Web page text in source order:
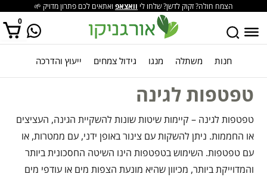
הצמח חולה? זקוק לדשן? שלחו לי וואצאפ ואתאים לכם פתרון מדויק 🌱
0
אין מוצרים בסל הקניות. חנות משתלה מנגו גידול צמחים ייעוץ והדרכה
טפטפות לגינה
טפטפות לגינה – קיימות שיטות שונות להשקיית הגינה, העציצים
או החממות. ניתן להשקות עם צינור באופן ידני, עם ממטרות, או
עם טפטפות. השימוש בטפטפות הינו השיטה החסכונית ביותר
והמדוייקת ביותר, מכיוון שהיא מונעת הצפות מים או עודפי מים